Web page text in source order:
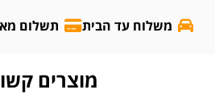
משלוח עד הבית תשלום
מוצרים